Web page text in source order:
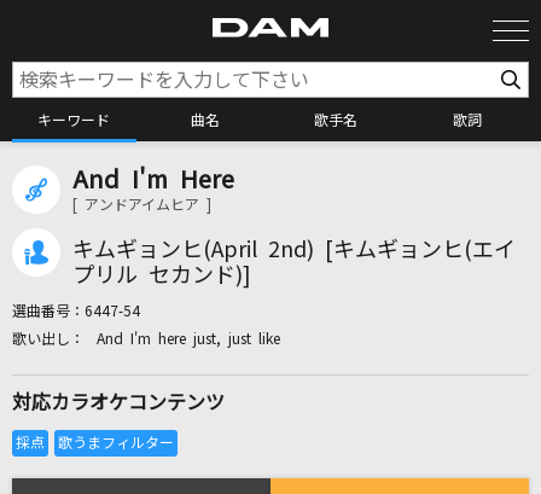
キーワード 曲名 歌手名 歌詞
カラオケ検索
カラオケ店舗検索
カラオケリクエスト
And I'm Here
[ アンドアイムヒア ]
キムギョンヒ(April 2nd) [キムギョンヒ(エイ
プリル セカンド)]
選曲番号： 6447-54
And I'm here just, just like
対応カラオケコンテンツ